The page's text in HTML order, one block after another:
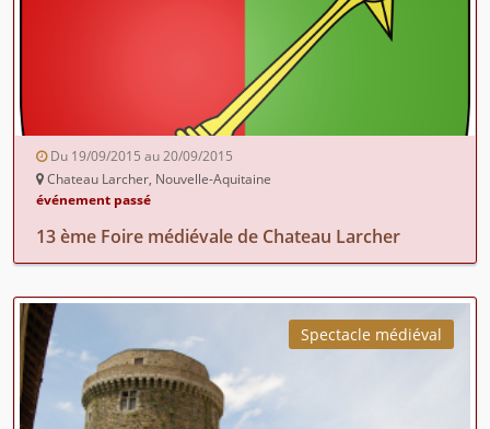
Du 19/09/2015 au 20/09/2015
Chateau Larcher, Nouvelle-Aquitaine
événement passé
13 ème Foire médiévale de Chateau Larcher
Spectacle médiéval